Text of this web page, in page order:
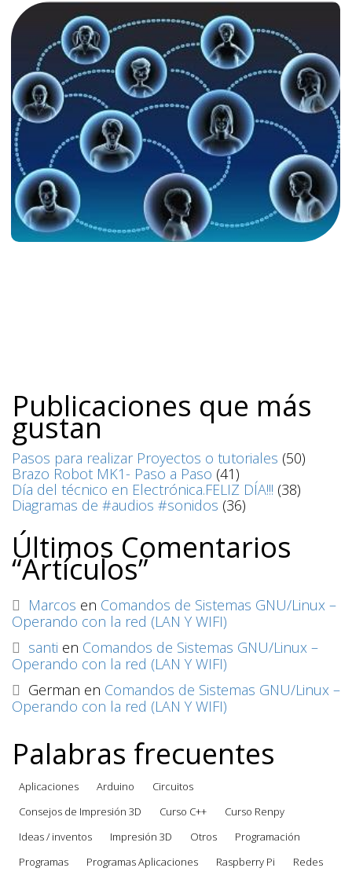
Publicaciones que más
gustan
Pasos para realizar Proyectos o tutoriales (50)
Brazo Robot MK1- Paso a Paso (41)
Día del técnico en Electrónica.FELIZ DÍA!!! (38)
Diagramas de #audios #sonidos (36)
Últimos Comentarios
“Artículos”
Marcos en Comandos de Sistemas GNU/Linux –
Operando con la red (LAN Y WIFI)
santi en Comandos de Sistemas GNU/Linux –
Operando con la red (LAN Y WIFI)
German en Comandos de Sistemas GNU/Linux –
Operando con la red (LAN Y WIFI)
Palabras frecuentes
Aplicaciones Arduino
Circuitos
Consejos de Impresión 3D
Curso C++
Curso Renpy
Ideas / inventos
Impresión 3D Otros
Programación
Programas
Programas Aplicaciones Raspberry Pi Redes